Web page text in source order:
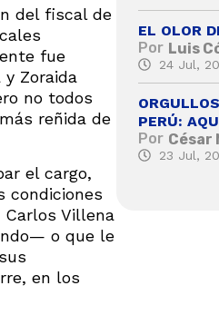
del fiscal de
fue
Zoraida
no todos
reñida de
el cargo,
condiciones
Villena
o que le
en los
EL OLOR
Por Luis
24 Jul,
PERÚ:
Por César
23 Jul,